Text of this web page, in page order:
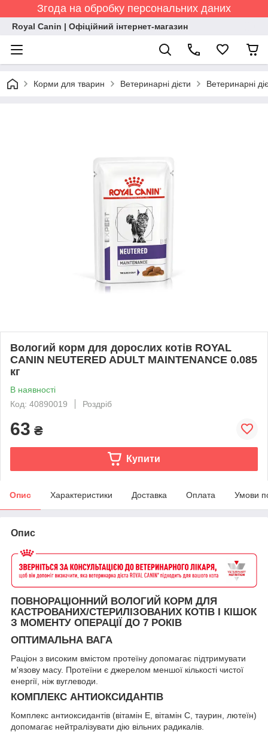
Згода на обробку персональних даних
Royal Canin | Офіційний інтернет-магазин
Корми для тварин Ветеринарні дієти Ветеринарні
Вологий корм для дорослих котів ROYAL
CANIN NEUTERED ADULT MAINTENANCE 0.085
кг
В наявності
Код: 40890019
Роздріб
63 ₴
Купити
Опис Характеристики Доставка Оплата Умови
Опис
ПОВНОРАЦІОННИЙ ВОЛОГИЙ КОРМ ДЛЯ
КАСТРОВАНИХ/СТЕРИЛІЗОВАНИХ КОТІВ І КІШОК
З МОМЕНТУ ОПЕРАЦІЇ ДО 7 РОКІВ
ОПТИМАЛЬНА ВАГА
Раціон з високим вмістом протеїну допомагає підтримувати
м'язову масу. Протеїни є джерелом меншої кількості чистої
енергії, ніж вуглеводи.
КОМПЛЕКС АНТИОКСИДАНТІВ
Комплекс антиоксидантів (вітамін Е, вітамін С, таурин, лютеїн)
допомагає нейтралізувати дію вільних радикалів.